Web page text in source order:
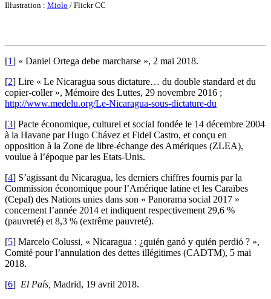
Illustration : Miolo / Flickr CC
[1] « Daniel Ortega debe marcharse », 2 mai 2018.
[2] Lire « Le Nicaragua sous dictature… du double standard et du
copier-coller », Mémoire des Luttes, 29 novembre 2016 ;
http://www.medelu.org/Le-Nicaragua-sous-dictature-du
[3] Pacte économique, culturel et social fondée le 14 décembre 2004
à la Havane par Hugo Chávez et Fidel Castro, et conçu en
opposition à la Zone de libre-échange des Amériques (ZLEA),
voulue à l’époque par les Etats-Unis.
[4] S’agissant du Nicaragua, les derniers chiffres fournis par la
Commission économique pour l’Amérique latine et les Caraïbes
(Cepal) des Nations unies dans son « Panorama social 2017 »
concernent l’année 2014 et indiquent respectivement 29,6 %
(pauvreté) et 8,3 % (extrême pauvreté).
[5] Marcelo Colussi, « Nicaragua : ¿quién ganó y quién perdió ? »,
Comité pour l’annulation des dettes illégitimes (CADTM), 5 mai
2018.
[6] El País, Madrid, 19 avril 2018.